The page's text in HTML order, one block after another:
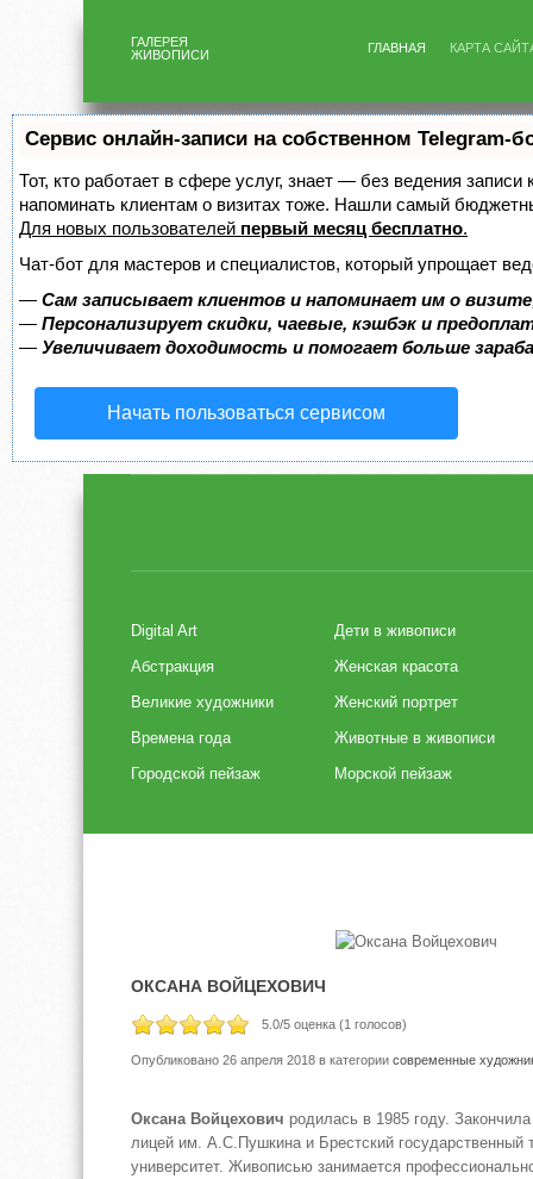
ГАЛЕРЕЯ
ЖИВОПИСИ
ГЛАВНАЯ КАРТА
Сервис онлайн-записи на собственном Telegram-
Тот, кто работает в сфере услуг, знает — без ведения
напоминать клиентам о визитах тоже. Нашли самый
Для новых пользователей первый месяц бесплатно.
Чат-бот для мастеров и специалистов, который упрощает
— Сам записывает клиентов и напоминает им о
— Персонализирует скидки, чаевые, кэшбэк и
— Увеличивает доходимость и помогает больше
Начать пользоваться сервисом
Digital Art
Абстракция
Великие художники
Времена года
Городской пейзаж
Дети в живописи
Женская красота
Женский портрет
Животные в живописи
Морской пейзаж
ОКСАНА ВОЙЦЕХОВИЧ
5.0/5 оценка (1 голосов)
Опубликовано 26 апреля 2018 в категории современные
Оксана Войцехович родилась в 1985 году.
лицей им. А.С.Пушкина и Брестский государственный
университет. Живописью занимается